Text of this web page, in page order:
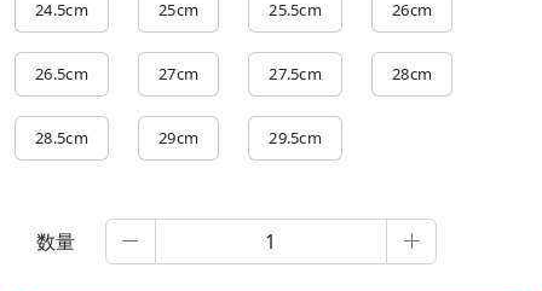
24.5cm 25cm 25.5cm 26cm
26.5cm 27cm 27.5cm 28cm
28.5cm 29cm 29.5cm
数量  